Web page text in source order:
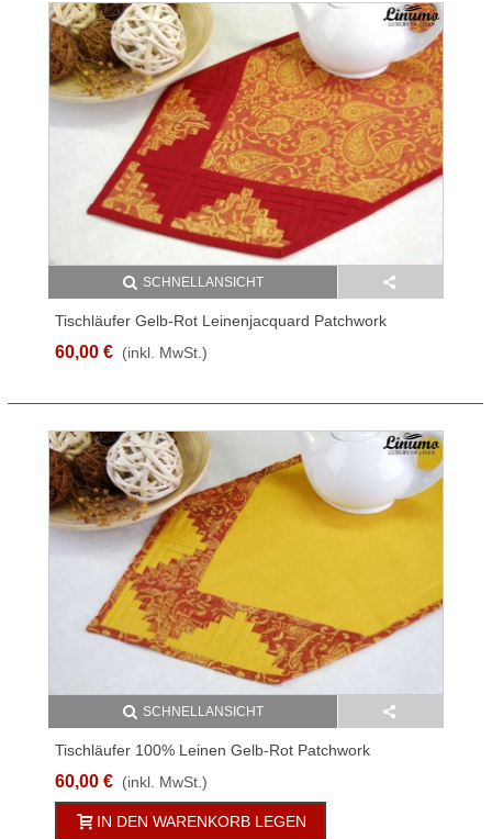
SCHNELLANSICHT
Tischläufer Gelb-Rot Leinenjacquard Patchwork
60,00 € (inkl. MwSt.)
SCHNELLANSICHT
Tischläufer 100% Leinen Gelb-Rot Patchwork
Verschiedene Größen
60,00 € (inkl. MwSt.)
IN DEN WARENKORB LEGEN